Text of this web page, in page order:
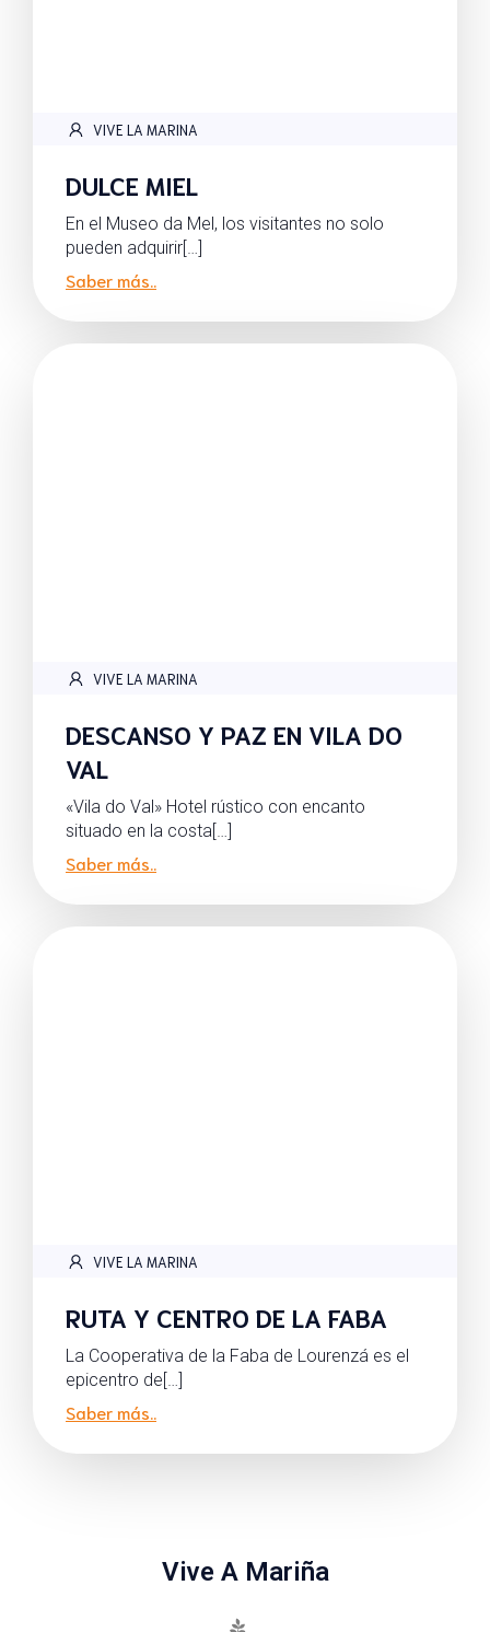
VIVE LA MARINA
DULCE MIEL
En el Museo da Mel, los visitantes no solo
pueden adquirir[…]
Saber más..
VIVE LA MARINA
DESCANSO Y PAZ EN VILA DO
VAL
«Vila do Val» Hotel rústico con encanto
situado en la costa[…]
Saber más..
VIVE LA MARINA
RUTA Y CENTRO DE LA FABA
La Cooperativa de la Faba de Lourenzá es el
epicentro de[…]
Saber más..
Vive A Mariña